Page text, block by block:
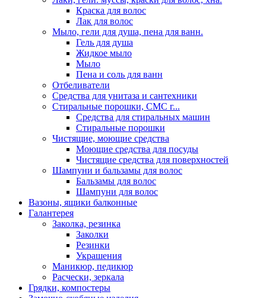
Краска для волос
Лак для волос
Мыло, гели для душа, пена для ванн.
Гель для душа
Жидкое мыло
Мыло
Пена и соль для ванн
Отбеливатели
Средства для унитаза и сантехники
Стиральные порошки, СМС г...
Средства для стиральных машин
Стиральные порошки
Чистящие, моющие средства
Моющие средства для посуды
Чистящие средства для поверхностей
Шампуни и бальзамы для волос
Бальзамы для волос
Шампуни для волос
Вазоны, ящики балконные
Галантерея
Заколка, резинка
Заколки
Резинки
Украшения
Маникюр, педикюр
Расчески, зеркала
Грядки, компостеры